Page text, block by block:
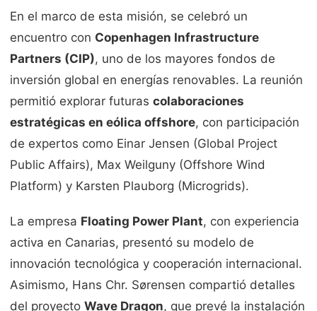
En el marco de esta misión, se celebró un
encuentro con Copenhagen Infrastructure
Partners (CIP), uno de los mayores fondos de
inversión global en energías renovables. La reunión
permitió explorar futuras colaboraciones
estratégicas en eólica offshore, con participación
de expertos como Einar Jensen (Global Project
Public Affairs), Max Weilguny (Offshore Wind
Platform) y Karsten Plauborg (Microgrids).
La empresa Floating Power Plant, con experiencia
activa en Canarias, presentó su modelo de
innovación tecnológica y cooperación internacional.
Asimismo, Hans Chr. Sørensen compartió detalles
del proyecto Wave Dragon, que prevé la instalación